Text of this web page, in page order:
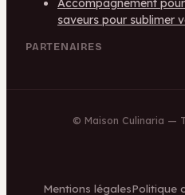
Accompagnement
saveurs pour sublimer
PARTENAIRES
© Maison Culinaria —
Mentions légalesPolitique